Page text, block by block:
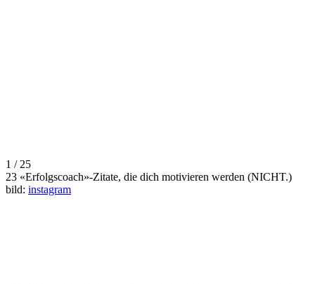
1 / 25
23 «Erfolgscoach»-Zitate, die dich motivieren werden (NICHT.)
bild: instagram